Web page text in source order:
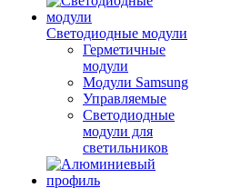
Светодиодные модули
Герметичные
модули
Модули Samsung
Управляемые
Светодиодные
модули для
светильников